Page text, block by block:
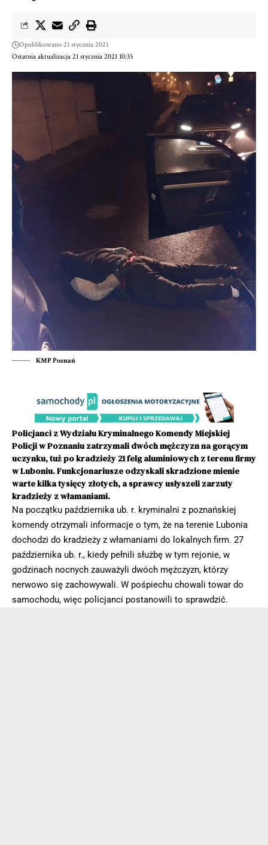
Ostatnia aktualizacja 21 stycznia 2021 10:35
Opublikowano 21 stycznia 2021
KMP Poznań
Policjanci z Wydziału Kryminalnego Komendy Miejskiej
Policji w Poznaniu zatrzymali dwóch mężczyzn na gorącym
uczynku, tuż po kradzieży 21 felg aluminiowych z terenu firmy
w Luboniu. Funkcjonariusze odzyskali skradzione mienie
warte kilka tysięcy złotych, a sprawcy usłyszeli zarzuty
kradzieży z włamaniami.
Na początku października ub. r. kryminalni z poznańskiej
komendy otrzymali informacje o tym, że na terenie Lubonia
dochodzi do kradzieży z włamaniami do lokalnych firm. 27
października ub. r., kiedy pełnili służbę w tym rejonie, w
godzinach nocnych zauważyli dwóch mężczyzn, którzy
nerwowo się zachowywali. W pośpiechu chowali towar do
samochodu, więc policjanci postanowili to sprawdzić.